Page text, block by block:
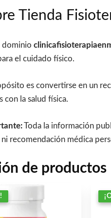
Tienda
dominio
el cuidado físico.
es convertirse en un
con la salud física.
Toda la información
recomendación médica
de productos